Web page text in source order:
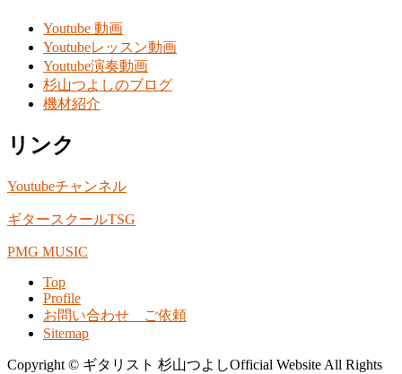
Youtube 動画
Youtubeレッスン動画
Youtube演奏動画
杉山つよしのブログ
機材紹介
リンク
Youtubeチャンネル
ギタースクールTSG
PMG MUSIC
Top
Profile
お問い合わせ ご依頼
Sitemap
Copyright © ギタリスト 杉山つよしOfficial Website All Rights